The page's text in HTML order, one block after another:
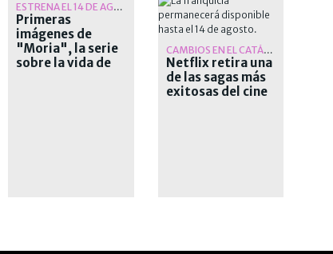
ESTRENA EL 14 DE AGOSTO
Primeras
imágenes de
"Moria", la serie
sobre la vida de
CAMBIOS EN EL CATÁLOGO
Netflix retira una
de las sagas más
exitosas del cine